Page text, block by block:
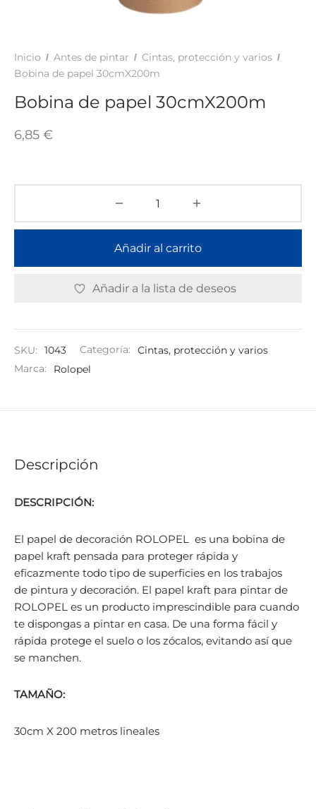
Inicio / Antes de pintar / Cintas, protección y varios /
Bobina de papel 30cmX200m
Bobina de papel 30cmX200m
6,85 €
Añadir al carrito
Añadir a la lista de deseos
SKU: 1043 Categoría:
Cintas, protección y varios
Marca:
Rolopel
Descripción
DESCRIPCIÓN:
El papel de decoración ROLOPEL es una bobina de
papel kraft pensada para proteger rápida y
eficazmente todo tipo de superficies en los trabajos
de pintura y decoración. El papel kraft para pintar de
ROLOPEL es un producto imprescindible para cuando
te dispongas a pintar en casa. De una forma fácil y
rápida protege el suelo o los zócalos, evitando así que
se manchen.
TAMAÑO:
30cm X 200 metros lineales
TINTES Y MANUALIDADES